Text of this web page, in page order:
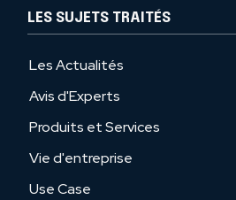
LES SUJETS TRAITÉS
Les Actualités
Avis d'Experts
Produits et Services
Vie d'entreprise
Use Case